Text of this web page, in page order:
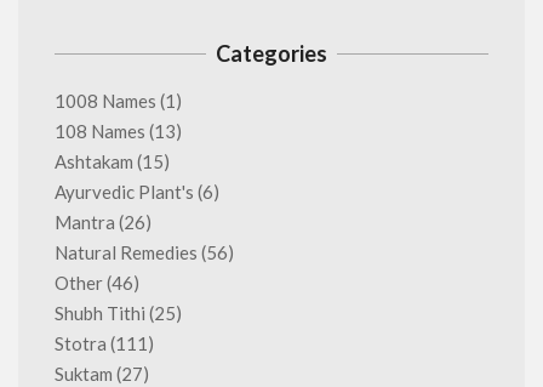
Categories
1008 Names (1)
108 Names (13)
Ashtakam (15)
Ayurvedic Plant's (6)
Mantra (26)
Natural Remedies (56)
Other(46)
Shubh Tithi (25)
Stotra (111)
Suktam (27)